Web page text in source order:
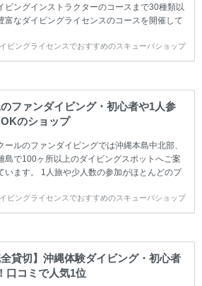
ビングインストラクターのコースまで30種類以
富なダイビングライセンスのコースを開催して
のコースもご用意しています。 当スクールを受
お客様は一人参加などの少人数のご参加が最も
ルです。各種ダイビングライセンス取得コース
を通じてキャンペーンを行っています。 ベーシ
イバー(Cカード) 1日間+eラーニング 最安値キ
ーン ￥22800(税込) ￥16800(税込) 器材 / 送
険 / 全て込み ダイビング...
ビングライセンスでおすすめのスキューバショップ
ファンダイビング・初心者や1人参
のショップ
ールのファンダイビングでは沖縄本島中北部、
島で100ヶ所以上のダイビングスポットへご案
います。 1人旅や少人数の参加がほとんどのプ
安心して楽しめるようにリフレッシュダイビン
スもご用意しています。お1人様も初心者の方
スを取得したお客様、ファンダイビングのリピ
様はファンダイビングの全てのコース費が
、フル器材レンタルが50%OFFになります。
島周辺ビーチ・ファンダイビング ￥13800(税
ビングライセンスでおすすめのスキューバショップ
全貸切】沖縄体験ダイビング・初心者
口コミで人気1位